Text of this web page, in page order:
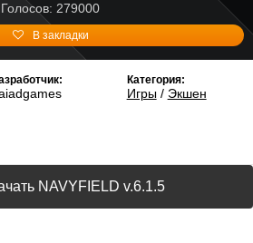
Голосов: 279000
В закладки
Категория:
Игры/ Экшен
NAVYFIELD v.6.1.5